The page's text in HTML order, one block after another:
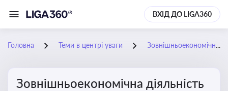
ВХІД ДО LIGA360
Головна Теми в центрі уваги Зовнішньоекономічна діяльність
Зовнішньоекономічна діяльність